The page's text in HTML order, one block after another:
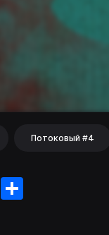
Потоковый #4
WeChat